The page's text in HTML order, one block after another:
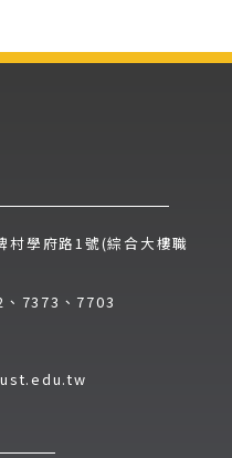
村學府路1號(綜合大樓職
7373、7703